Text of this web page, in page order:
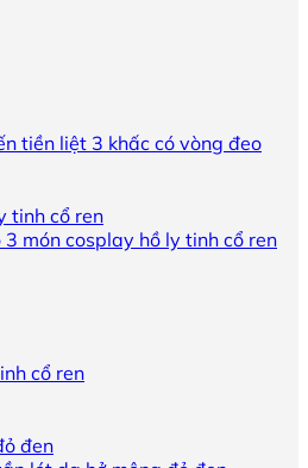
tiền liệt 3 khấc có vòng đeo
cổ ren